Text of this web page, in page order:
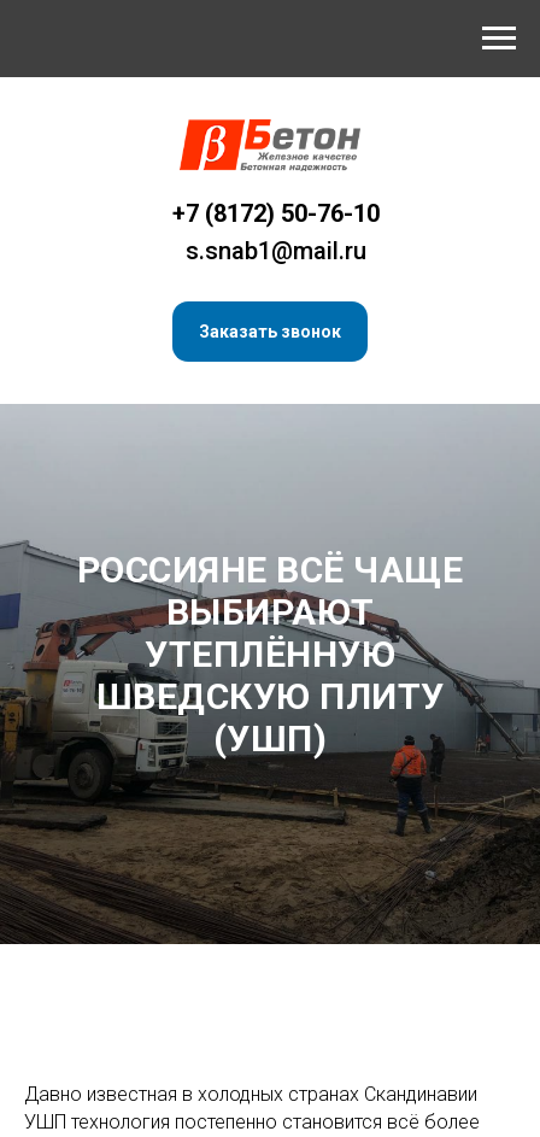
+7 (8172) 50-76-10
s.snab1@mail.ru
Заказать звонок
РОССИЯНЕ ВСЁ ЧАЩЕ
ВЫБИРАЮТ
УТЕПЛЁННУЮ
ШВЕДСКУЮ ПЛИТУ
(УШП)
Давно известная в холодных странах Скандинавии
УШП технология постепенно становится всё более